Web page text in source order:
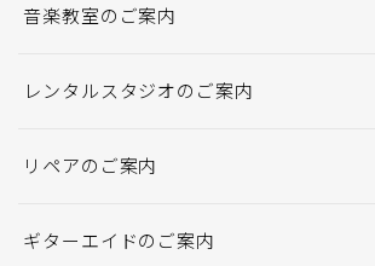
音楽教室のご案内
レンタルスタジオのご案内
リペアのご案内
ギターエイドのご案内